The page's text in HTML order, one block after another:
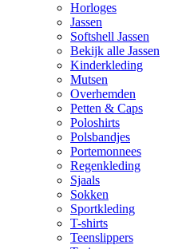
Horloges
Jassen
Softshell Jassen
Bekijk alle Jassen
Kinderkleding
Mutsen
Overhemden
Petten & Caps
Poloshirts
Polsbandjes
Portemonnees
Regenkleding
Sjaals
Sokken
Sportkleding
T-shirts
Teenslippers